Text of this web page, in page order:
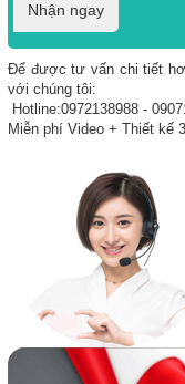
Nhận ngay
Để được tư vấn chi tiết
với chúng tôi:
Hotline:0972138988 -
Miễn phí Video + Thiết kế